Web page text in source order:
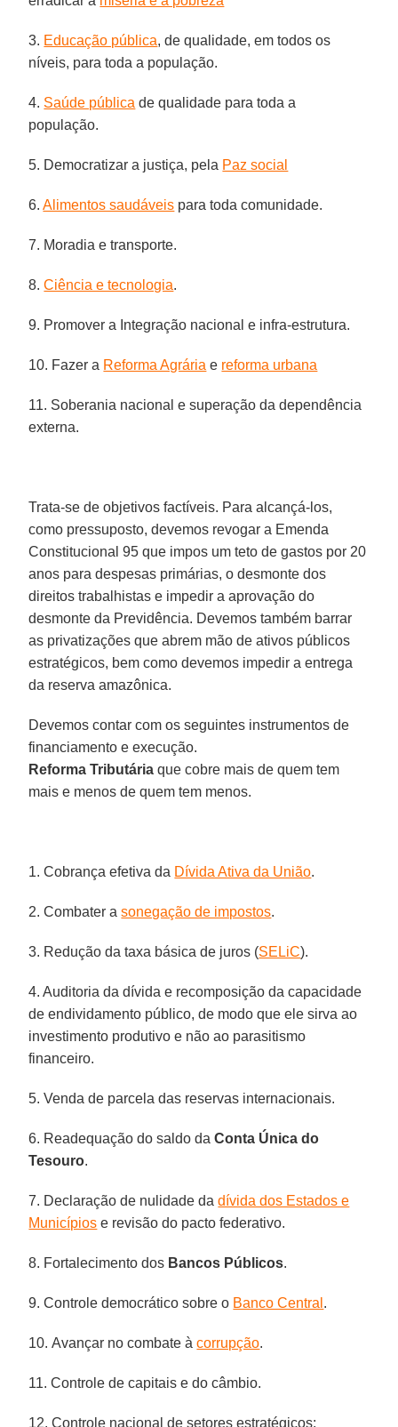
3. Educação pública, de qualidade, em todos os
níveis, para toda a população.
4. Saúde pública de qualidade para toda a
população.
5. Democratizar a justiça, pela Paz social
6.Alimentos saudáveis para toda comunidade.
7. Moradia e transporte.
8.Ciência e tecnologia.
9. Promover a Integração nacional e infra-estrutura.
10. Fazer a Reforma Agrária e reforma urbana
11. Soberania nacional e superação da dependência
externa.
Trata-se de objetivos factíveis. Para alcançá-los,
como pressuposto, devemos revogar a Emenda
Constitucional 95 que impos um teto de gastos por 20
anos para despesas primárias, o desmonte dos
direitos trabalhistas e impedir a aprovação do
desmonte da Previdência. Devemos também barrar
as privatizações que abrem mão de ativos públicos
estratégicos, bem como devemos impedir a entrega
da reserva amazônica.
Devemos contar com os seguintes instrumentos de
financiamento e execução.
Reforma Tributária que cobre mais de quem tem
mais e menos de quem tem menos.
1. Cobrança efetiva da Dívida Ativa da União.
2. Combater asonegação de impostos.
3. Redução da taxa básica de juros (SELiC).
4. Auditoria da dívida e recomposição da capacidade
de endividamento público, de modo que ele sirva ao
investimento produtivo e não ao parasitismo
financeiro.
5. Venda de parcela das reservas internacionais.
6. Readequação do saldo daConta Única do
Tesouro.
7. Declaração de nulidade dadívida dos Estados e
Municípios e revisão do pacto federativo.
8. Fortalecimento dos Bancos Públicos.
9. Controle democrático sobre o Banco Central .
10. Avançar no combate àcorrupção.
11. Controle de capitais e do câmbio.
12. Controle nacional de setores estratégicos: